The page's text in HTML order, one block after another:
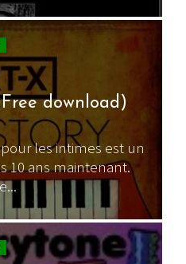
download)
les intimes est un
10 ans maintenant.